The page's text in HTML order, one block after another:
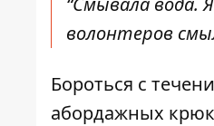
волонтеров
Бороться с
абордажных